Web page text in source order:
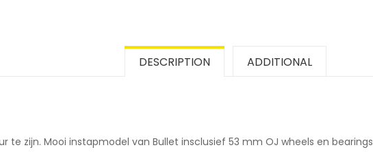
DESCRIPTION ADDITIONAL
te zijn. Mooi instapmodel van Bullet insclusief 53 mm OJ wheels en bearings